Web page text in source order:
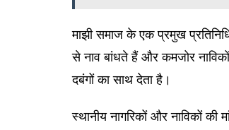
माझी समाज के एक प्रमुख
से नाव बांधते हैं और कमजोर
दबंगों का साथ देता है।
स्थानीय नागरिकों और नाविकों की